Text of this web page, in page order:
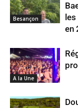
Besançon
en
A la Une